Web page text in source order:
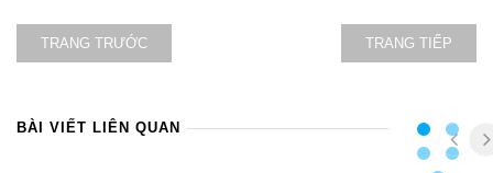
TRANG TRƯỚC TRANG TIẾP
BÀI VIẾT LIÊN QUAN